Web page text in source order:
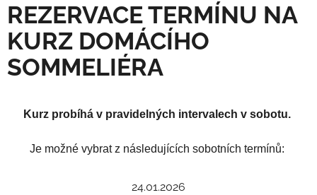
REZERVACE TERMÍNU NA
KURZ DOMÁCÍHO
SOMMELIÉRA
Kurz probíhá v pravidelných intervalech v sobotu.
Je možné vybrat z následujících sobotních termínů:
24.01.2026